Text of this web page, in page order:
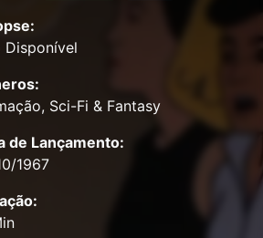
Disponível
Sci-Fi & Fantasy
de Lançamento:
1967